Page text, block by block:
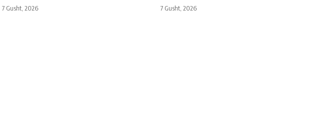
7 Gusht, 2026 7 Gusht, 2026